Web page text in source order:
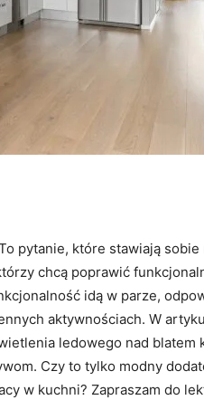
pytanie, które stawiają sobie
chcą poprawić
idą⁤ w parze,
aktywnościach. W
ledowego nad ⁣blatem
Czy to ⁣tylko modny
w‌ kuchni? Zapraszam​ do⁤